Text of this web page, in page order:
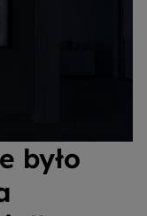
było